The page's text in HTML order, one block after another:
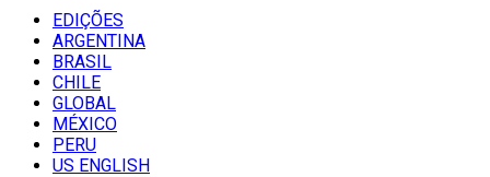
EDIÇÕES
ARGENTINA
BRASIL
CHILE
GLOBAL
MÉXICO
PERU
US ENGLISH